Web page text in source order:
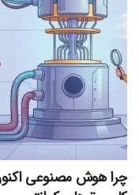
چرا هوش مصنوعی